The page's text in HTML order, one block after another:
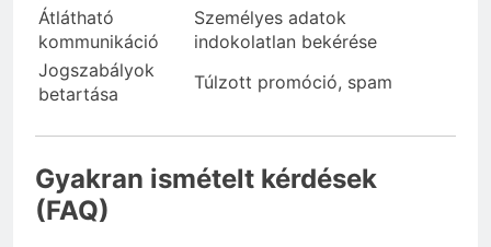
Átlátható
kommunikáció
Személyes adatok
indokolatlan bekérése
Jogszabályok
betartása
Túlzott promóció, spam
Gyakran ismételt kérdések
(FAQ)